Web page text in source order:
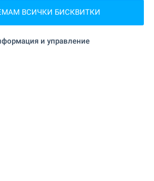
e качествена сграда с
строителство в кв. Манастирски
поверена ексклузивно на
ВСИЧКИ БИСКВИТКИ
и управление